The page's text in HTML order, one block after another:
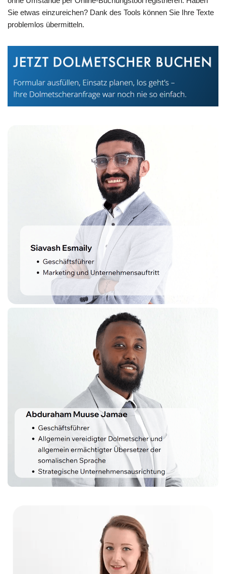
Sie etwas einzureichen? Dank des Tools können Sie Ihre Texte
problemlos übermitteln.